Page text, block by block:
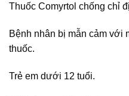
Thuốc Comyrtol chống chỉ
Bệnh nhân bị mẫn cảm với
thuốc.
Trẻ em dưới 12 tuổi.